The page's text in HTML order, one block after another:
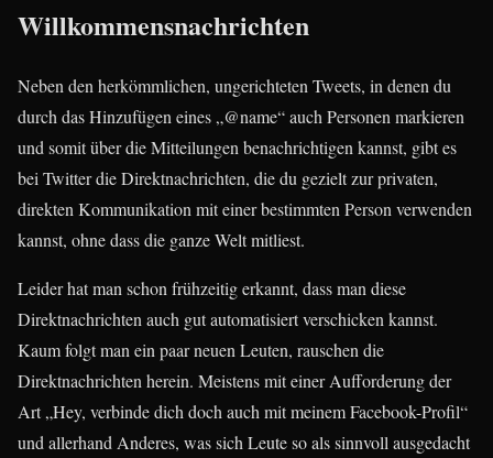
Willkommensnachrichten
Neben den herkömmlichen, ungerichteten Tweets, in denen du
durch das Hinzufügen eines „@name“ auch Personen markieren
und somit über die Mitteilungen benachrichtigen kannst, gibt es
bei Twitter die Direktnachrichten, die du gezielt zur privaten,
direkten Kommunikation mit einer bestimmten Person verwenden
kannst, ohne dass die ganze Welt mitliest.
Leider hat man schon frühzeitig erkannt, dass man diese
Direktnachrichten auch gut automatisiert verschicken kannst.
Kaum folgt man ein paar neuen Leuten, rauschen die
Direktnachrichten herein. Meistens mit einer Aufforderung der
Art „Hey, verbinde dich doch auch mit meinem Facebook-Profil“
und allerhand Anderes, was sich Leute so als sinnvoll ausgedacht